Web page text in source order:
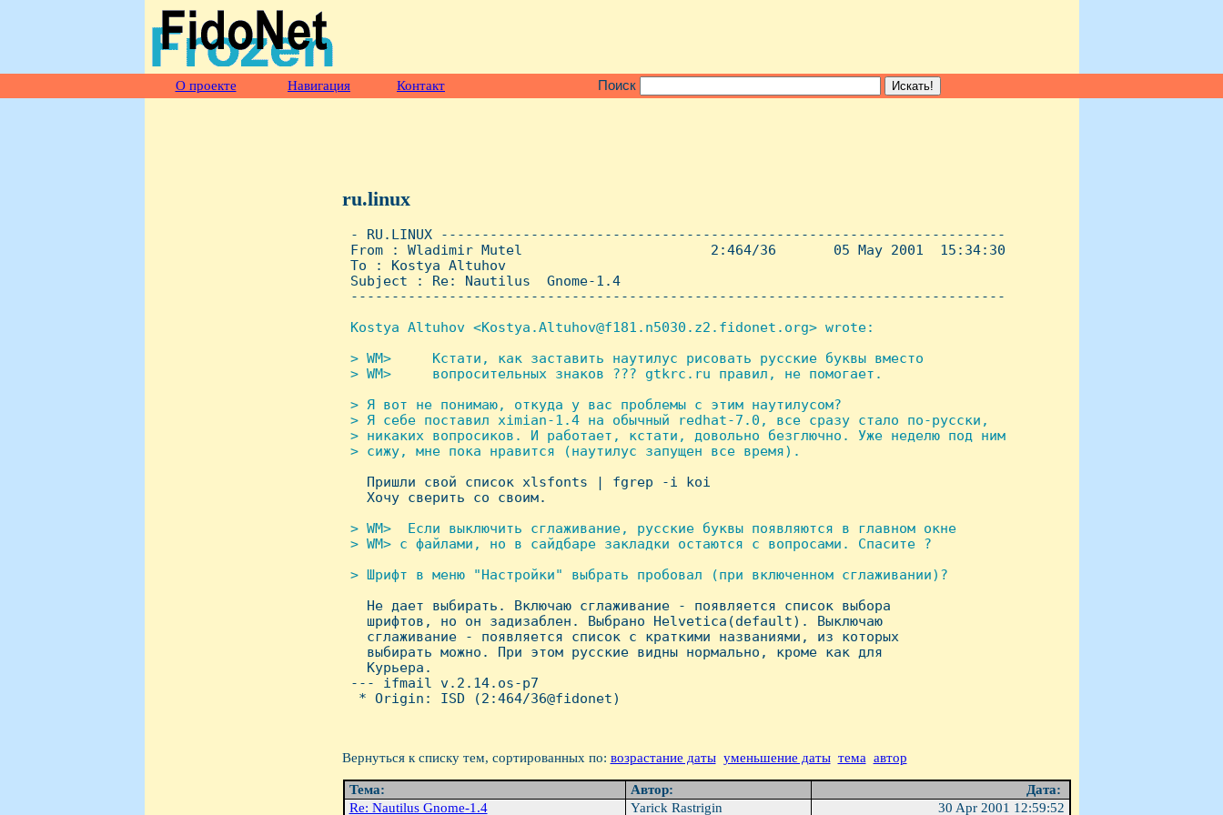
О проекте Навигация Контакт Поиск
ru.linux
- RU.LINUX ---------------------------------------------------------------------
From : Wladimir Mutel                       2:464/36       05 May 2001  15:34:30
To : Kostya Altuhov
Subject : Re: Nautilus  Gnome-1.4
--------------------------------------------------------------------------------
Kostya Altuhov <Kostya.Altuhov@f181.n5030.z2.fidonet.org> wrote:
> WM>     Кстати, как заставить наутилус рисовать русские буквы вместо
> WM>     вопросительных знаков ??? gtkrc.ru правил, не помогает.
> Я вот не понимаю, откуда у вас проблемы с этим наутилусом?
> Я себе поставил ximian-1.4 на обычный redhat-7.0, все сразу стало по-русски,
> никаких вопросиков. И работает, кстати, довольно безглючно. Уже неделю под ним
> сижу, мне пока нравится (наутилус запущен все время).
Пришли свой список xlsfonts | fgrep -i koi
   Хочу сверить со своим.
> WM>  Если выключить сглаживание, русские буквы появляются в главном окне
> WM> с файлами, но в сайдбаре закладки остаются с вопросами. Спасите ?
> Шрифт в меню "Hастройки" выбрать пробовал (при включенном сглаживании)?
Hе дает выбирать. Включаю сглаживание - появляется список выбора
   шрифтов, но он задизаблен. Выбрано Helvetica(default). Выключаю
   сглаживание - появляется список с краткими названиями, из которых
   выбирать можно. При этом русские видны нормально, кроме как для
   Курьера.
--- ifmail v.2.14.os-p7
  * Origin: ISD (2:464/36@fidonet)
Вернуться к списку тем, сортированных по: возрастание даты уменьшение даты тема автор
Тема: Автор:
Дата:
Re: Nautilus Gnome-1.4
Yarick Rastrigin 30 Apr 2001 12:59:52